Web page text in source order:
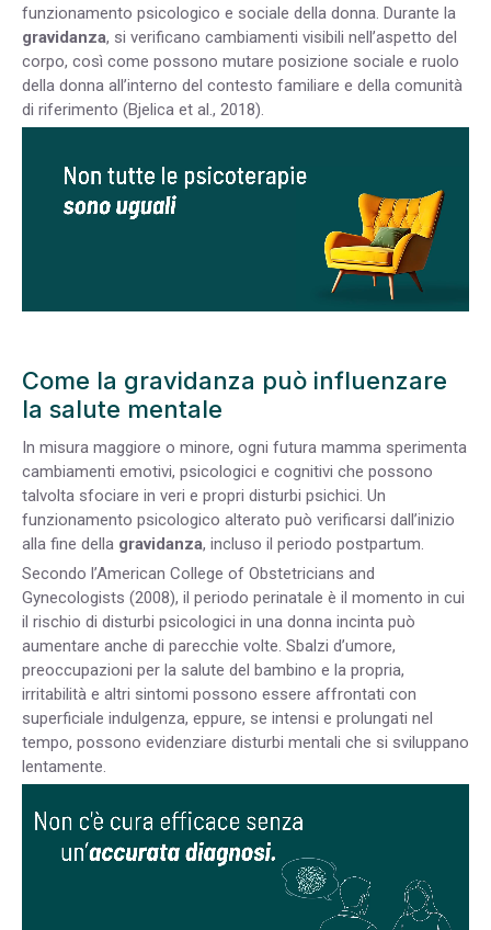
funzionamento psicologico e sociale della donna. Durante la
gravidanza, si verificano cambiamenti visibili nell’aspetto del
corpo, così come possono mutare posizione sociale e ruolo
della donna all’interno del contesto familiare e della comunità
di riferimento (Bjelica et al., 2018).
Come la gravidanza può influenzare
la salute mentale
In misura maggiore o minore, ogni futura mamma sperimenta
cambiamenti emotivi, psicologici e cognitivi che possono
talvolta sfociare in veri e propri disturbi psichici. Un
funzionamento psicologico alterato può verificarsi dall’inizio
alla fine della gravidanza, incluso il periodo postpartum.
Secondo l’American College of Obstetricians and
Gynecologists (2008), il periodo perinatale è il momento in cui
il rischio di disturbi psicologici in una donna incinta può
aumentare anche di parecchie volte. Sbalzi d’umore,
preoccupazioni per la salute del bambino e la propria,
irritabilità e altri sintomi possono essere affrontati con
superficiale indulgenza, eppure, se intensi e prolungati nel
tempo, possono evidenziare disturbi mentali che si sviluppano
lentamente.